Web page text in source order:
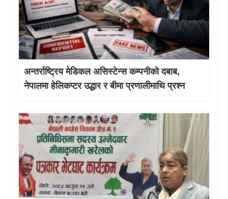
अन्तर्राष्ट्रिय मेडिकल असिस्टेन्स कम्पनीको दबाब,
नेपालमा हेलिकप्टर उद्धार र बीमा प्रणालीमाथि प्रश्न